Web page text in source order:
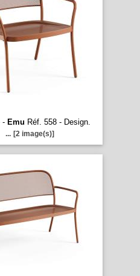
- Emu Réf. 558 - Design.
... [2 image(s)]